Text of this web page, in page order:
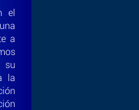
el
a
la